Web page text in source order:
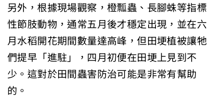
另外，根據現場觀察，橙瓢蟲、長腳蛛等指標
性節肢動物，通常五月後才穩定出現，並在六
月水稻開花期間數量達高峰，但田埂植被讓牠
們提早「進駐」，四月初便在田埂上見到不
少。這對於田間蟲害防治可能是非常有幫助
的。